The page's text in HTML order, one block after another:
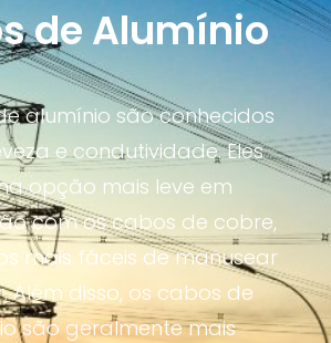
de Alumínio
alumínio são conhecidos
e condutividade. Eles
opção mais leve em
com os cabos de cobre,
mais fáceis de manusear
Além disso, os cabos de
são geralmente mais